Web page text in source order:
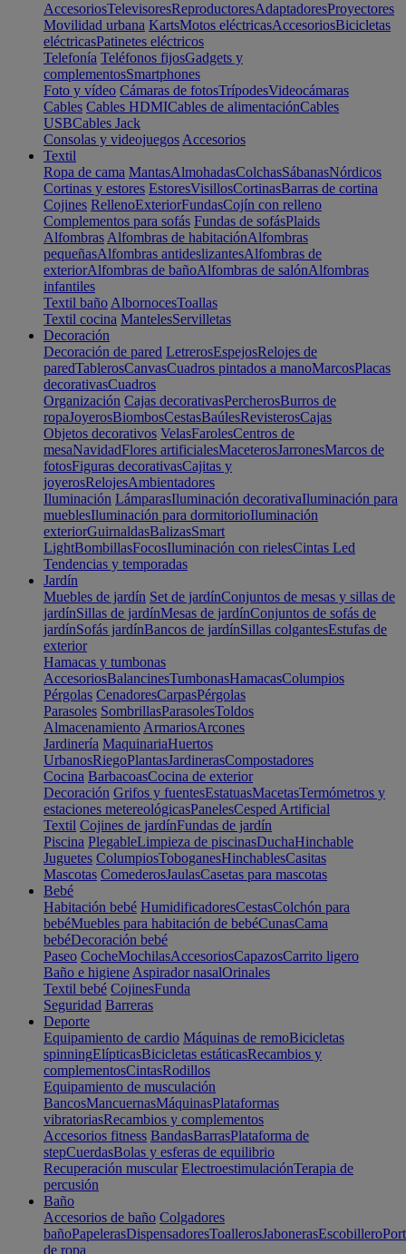
AccesoriosTelevisoresReproductoresAdaptadoresProyectores
Movilidad urbana KartsMotos eléctricasAccesoriosBicicletas
eléctricasPatinetes eléctricos
Telefonía Teléfonos fijosGadgets y
complementosSmartphones
Foto y vídeo Cámaras de fotosTrípodesVideocámaras
Cables Cables HDMICables de alimentaciónCables
USBCables Jack
Consolas y videojuegos Accesorios
Textil
Ropa de cama MantasAlmohadasColchasSábanasNórdicos
Cortinas y estores EstoresVisillosCortinasBarras de cortina
Cojines RellenoExteriorFundasCojín con relleno
Complementos para sofás Fundas de sofásPlaids
Alfombras Alfombras de habitaciónAlfombras
pequeñasAlfombras antideslizantesAlfombras de
exteriorAlfombras de bañoAlfombras de salónAlfombras
infantiles
Textil baño AlbornocesToallas
Textil cocina MantelesServilletas
Decoración
Decoración de pared LetrerosEspejosRelojes de
paredTablerosCanvasCuadros pintados a manoMarcosPlacas
decorativasCuadros
Organización Cajas decorativasPercherosBurros de
ropaJoyerosBiombosCestasBaúlesRevisterosCajas
Objetos decorativos VelasFarolesCentros de
mesaNavidadFlores artificialesMaceterosJarronesMarcos de
fotosFiguras decorativasCajitas y
joyerosRelojesAmbientadores
Iluminación LámparasIluminación decorativaIluminación para
mueblesIluminación para dormitorioIluminación
exteriorGuirnaldasBalizasSmart
LightBombillasFocosIluminación con rielesCintas Led
Tendencias y temporadas
Jardín
Muebles de jardín Set de jardínConjuntos de mesas y sillas de
jardínSillas de jardínMesas de jardínConjuntos de sofás de
jardínSofás jardínBancos de jardínSillas colgantesEstufas de
exterior
Hamacas y tumbonas
AccesoriosBalancinesTumbonasHamacasColumpios
Pérgolas CenadoresCarpasPérgolas
Parasoles SombrillasParasolesToldos
Almacenamiento ArmariosArcones
Jardinería MaquinariaHuertos
UrbanosRiegoPlantasJardinerasCompostadores
Cocina BarbacoasCocina de exterior
Decoración Grifos y fuentesEstatuasMacetasTermómetros y
estaciones metereológicasPanelesCesped Artificial
Textil Cojines de jardínFundas de jardín
Piscina PlegableLimpieza de piscinasDuchaHinchable
Juguetes ColumpiosToboganesHinchablesCasitas
Mascotas ComederosJaulasCasetas para mascotas
Bebé
Habitación bebé HumidificadoresCestasColchón para
bebéMuebles para habitación de bebéCunasCama
bebéDecoración bebé
Paseo CocheMochilasAccesoriosCapazosCarrito ligero
Baño e higiene Aspirador nasalOrinales
Textil bebé CojinesFunda
Seguridad Barreras
Deporte
Equipamiento de cardio Máquinas de remoBicicletas
spinningElípticasBicicletas estáticasRecambios y
complementosCintasRodillos
Equipamiento de musculación
BancosMancuernasMáquinasPlataformas
vibratoriasRecambios y complementos
Accesorios fitness BandasBarrasPlataforma de
stepCuerdasBolas y esferas de equilibrio
Recuperación muscular ElectroestimulaciónTerapia de
percusión
Baño
Accesorios de baño Colgadores
bañoPapelerasDispensadoresToallerosJabonerasEscobillero
de ropa